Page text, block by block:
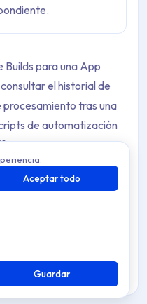
Builds para una App
el historial de
tras una
de automatización
independientes para
de
Aceptar todo
Guardar